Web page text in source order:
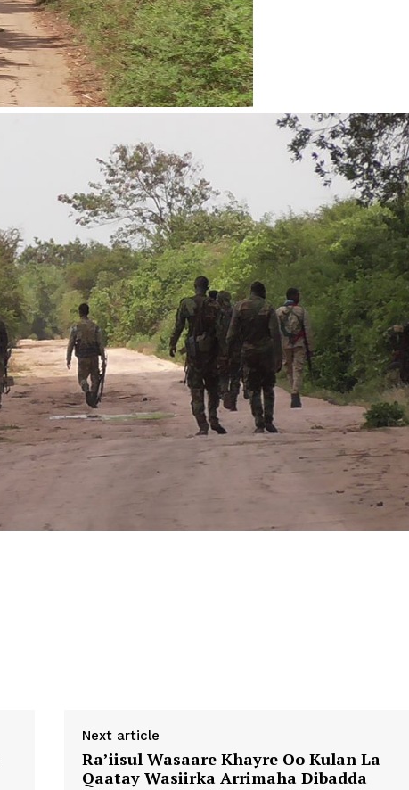
Next article
Ra’iisul Wasaare Khayre Oo Kulan La
Qaatay Wasiirka Arrimaha Dibadda